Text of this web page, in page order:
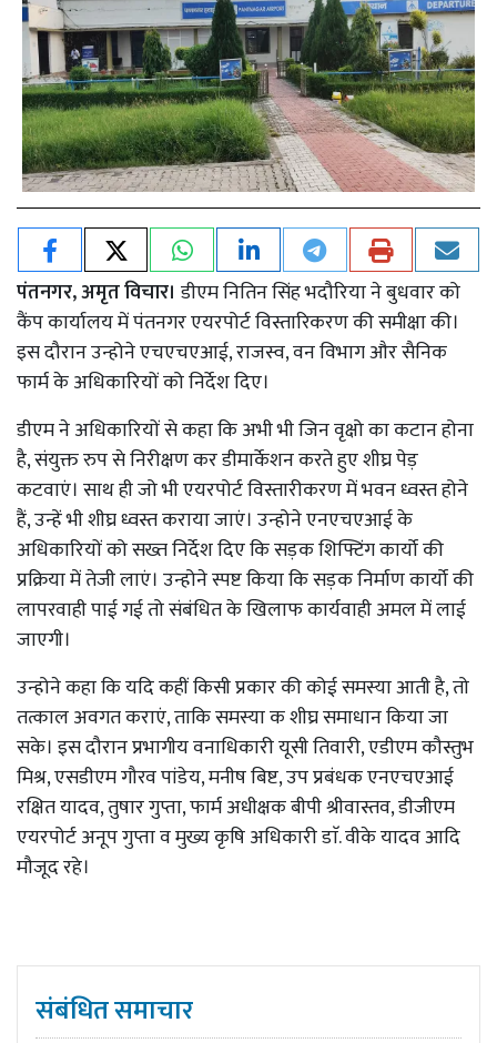
पंतनगर, अमृत विचार। डीएम नितिन सिंह भदौरिया ने बुधवार को
कैंप कार्यालय में पंतनगर एयरपोर्ट विस्तारिकरण की समीक्षा की।
इस दौरान उन्होने एचएचएआई, राजस्व, वन विभाग और सैनिक
फार्म के अधिकारियों को निर्देश दिए।
डीएम ने अधिकारियों से कहा कि अभी भी जिन वृक्षो का कटान होना
है, संयुक्त रुप से निरीक्षण कर डीमार्केशन करते हुए शीघ्र पेड़
कटवाएं। साथ ही जो भी एयरपोर्ट विस्तारीकरण में भवन ध्वस्त होने
हैं, उन्हें भी शीघ्र ध्वस्त कराया जाएं। उन्होने एनएचएआई के
अधिकारियों को सख्त निर्देश दिए कि सड़क शिफ्टिंग कार्यो की
प्रक्रिया में तेजी लाएं। उन्होने स्पष्ट किया कि सड़क निर्माण कार्यो की
लापरवाही पाई गई तो संबंधित के खिलाफ कार्यवाही अमल में लाई
जाएगी।
उन्होने कहा कि यदि कहीं किसी प्रकार की कोई समस्या आती है, तो
तत्काल अवगत कराएं, ताकि समस्या क शीघ्र समाधान किया जा
सके। इस दौरान प्रभागीय वनाधिकारी यूसी तिवारी, एडीएम कौस्तुभ
मिश्र, एसडीएम गौरव पांडेय, मनीष बिष्ट, उप प्रबंधक एनएचएआई
रक्षित यादव, तुषार गुप्ता, फार्म अधीक्षक बीपी श्रीवास्तव, डीजीएम
एयरपोर्ट अनूप गुप्ता व मुख्य कृषि अधिकारी डाॅ. वीके यादव आदि
मौजूद रहे।
संबंधित समाचार